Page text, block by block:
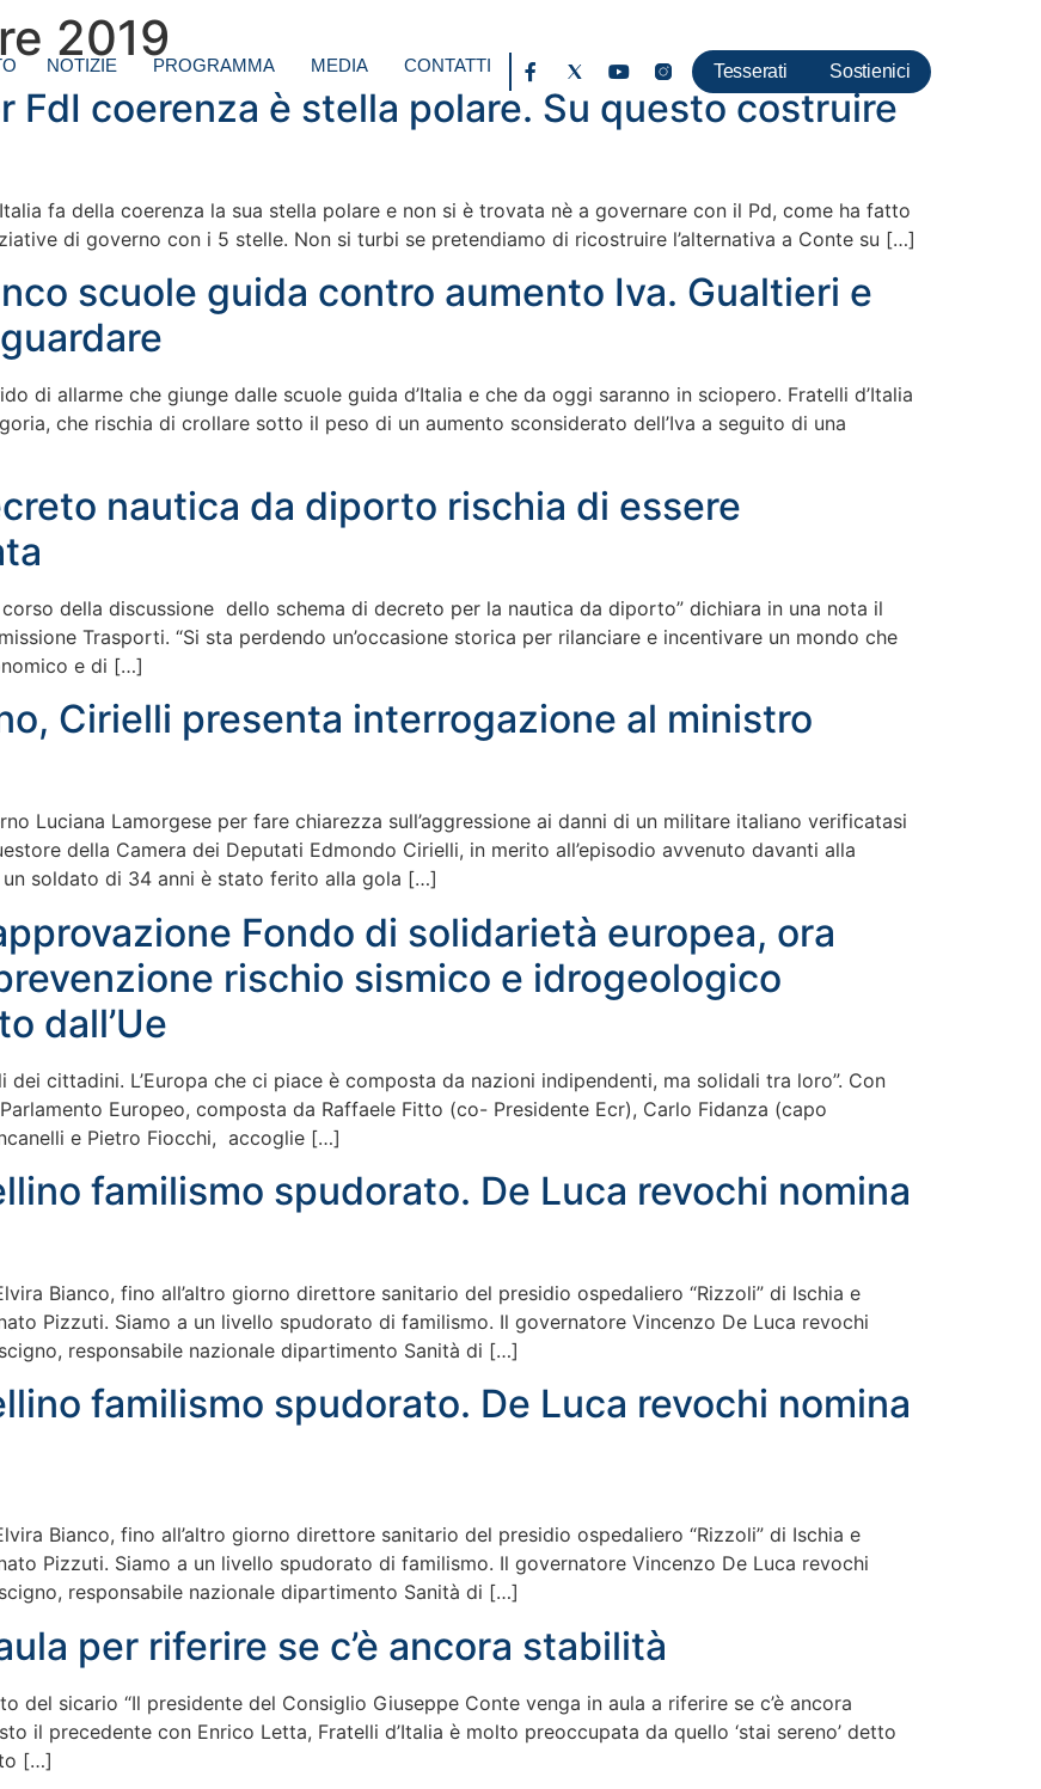
NOTIZIE PROGRAMMA MEDIA CONTATTI Tesserati Sostienici
2019
FdI coerenza è stella polare. Su questo costruire
fa della coerenza la sua stella polare e non si è trovata nè a governare con il Pd, come ha fatto
di governo con i 5 stelle. Non si turbi se pretendiamo di ricostruire l’alternativa a Conte su […]
scuole guida contro aumento Iva. Gualtieri e
di allarme che giunge dalle scuole guida d’Italia e che da oggi saranno in sciopero. Fratelli d’Italia
che rischia di crollare sotto il peso di un aumento sconsiderato dell’Iva a seguito di una
nautica da diporto rischia di essere
della discussione dello schema di decreto per la nautica da diporto” dichiara in una nota il
Trasporti. “Si sta perdendo un’occasione storica per rilanciare e incentivare un mondo che
e di […]
Cirielli presenta interrogazione al ministro
Luciana Lamorgese per fare chiarezza sull’aggressione ai danni di un militare italiano verificatasi
della Camera dei Deputati Edmondo Cirielli, in merito all’episodio avvenuto davanti alla
soldato di 34 anni è stato ferito alla gola […]
Fondo di solidarietà europea, ora
rischio sismico e idrogeologico
dall’Ue
dei cittadini. L’Europa che ci piace è composta da nazioni indipendenti, ma solidali tra loro”. Con
Europeo, composta da Raffaele Fitto (co- Presidente Ecr), Carlo Fidanza (capo
e Pietro Fiocchi, accoglie […]
familismo spudorato. De Luca revochi nomina
Bianco, fino all’altro giorno direttore sanitario del presidio ospedaliero “Rizzoli” di Ischia e
Pizzuti. Siamo a un livello spudorato di familismo. Il governatore Vincenzo De Luca revochi
responsabile nazionale dipartimento Sanità di […]
familismo spudorato. De Luca revochi nomina
Bianco, fino all’altro giorno direttore sanitario del presidio ospedaliero “Rizzoli” di Ischia e
Pizzuti. Siamo a un livello spudorato di familismo. Il governatore Vincenzo De Luca revochi
responsabile nazionale dipartimento Sanità di […]
per riferire se c’è ancora stabilità
del sicario “Il presidente del Consiglio Giuseppe Conte venga in aula a riferire se c’è ancora
il precedente con Enrico Letta, Fratelli d’Italia è molto preoccupata da quello ‘stai sereno’ detto
[…]